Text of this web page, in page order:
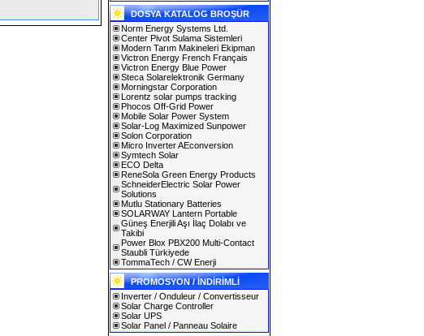
DOSYA KATALOG BROŞÜR
Norm Energy Systems Ltd.
Center Pivot Sulama Sistemleri
Modern Tarım Makineleri Ekipman
Victron Energy French Français
Victron Energy Blue Power
Steca Solarelektronik Germany
Morningstar Corporation
Lorentz solar pumps tracking
Phocos Off-Grid Power
Mobile Solar Power System
Solar-Log Maximized Sunpower
Solon Corporation
Micro Inverter AEconversion
Symtech Solar
ECO Delta
ReneSola Green Energy Products
SchneiderElectric Solar Power
Solutions
Mutlu Stationary Batteries
SOLARWAY Lantern Portable
Güneş Enerjili Aşı İlaç Dolabı ve
Takibi
Power Blox PBX200 Multi-Contact
Staubli Türkiyede
TommaTech / CW Enerji
PROMOSYON / İNDİRİMLİ
Inverter / Onduleur / Convertisseur
Solar Charge Controller
Solar UPS
Solar Panel / Panneau Solaire